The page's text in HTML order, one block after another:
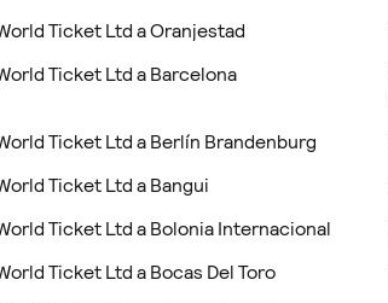
Ticket Ltd a Oranjestad
Ticket Ltd a Barcelona
Ticket Ltd a Berlín Brandenburg
Ticket Ltd a Bangui
Ticket Ltd a Bolonia Internacional
Ticket Ltd a Bocas Del Toro